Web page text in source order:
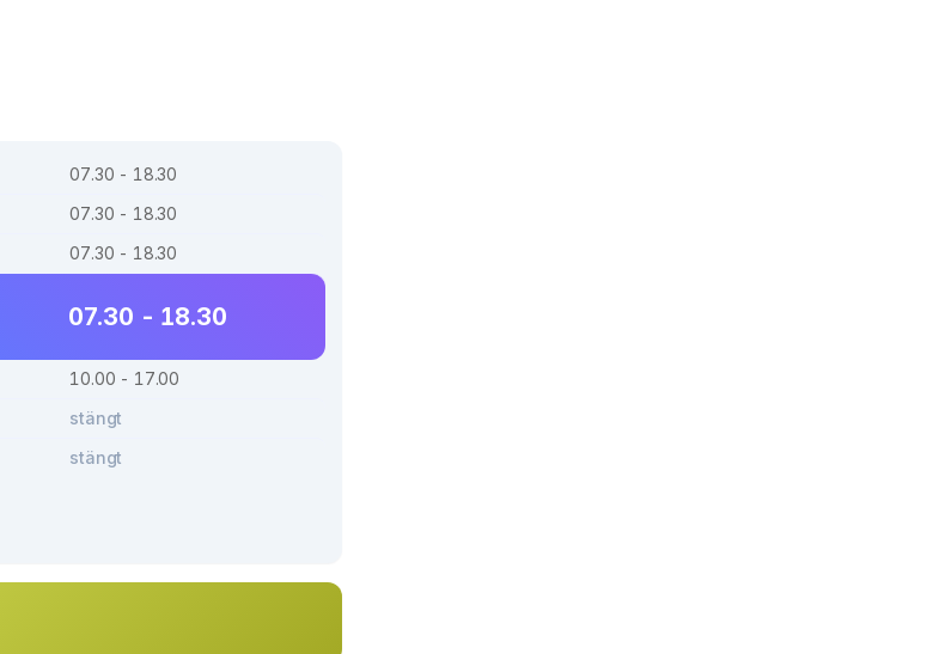
07.30 - 18.30
07.30 - 18.30
07.30 - 18.30
07.30 - 18.30
10.00 - 17.00
stängt
stängt